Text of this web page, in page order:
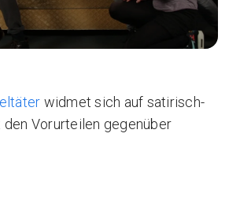
widmet sich auf satirisch-
Vorurteilen gegenüber